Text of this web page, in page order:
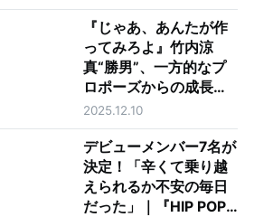
『じゃあ、あんたが作
ってみろよ』竹内涼
真“勝男”、一方的なプ
ロポーズからの成長に
涙 最終回で夏帆“鮎
美”に告げた最上級の愛
とは
2025.12.10
デビューメンバー7名が
決定！「辛くて乗り越
えられるか不安の毎日
だった」｜『HIP POP